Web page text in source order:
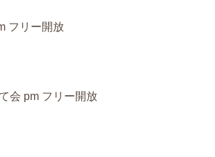
フリー開放
会 pm フリー開放